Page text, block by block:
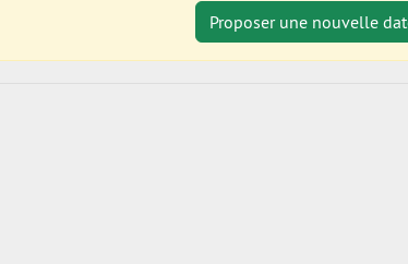
Proposer une nouvelle